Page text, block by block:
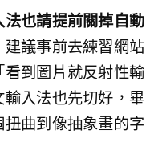
法也請提前關掉自動
建議事前去練習網站
到圖片就反射性輸
輸入法也先切好，畢
曲到像抽象畫的字